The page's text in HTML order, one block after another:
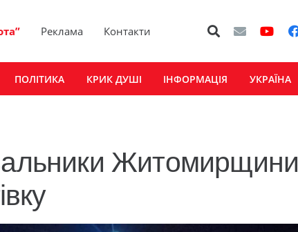
Реклама Контакти
ПОЛІТИКА КРИК ДУШІ ІНФОРМАЦІЯ УКРАЇНА
Житомирщини